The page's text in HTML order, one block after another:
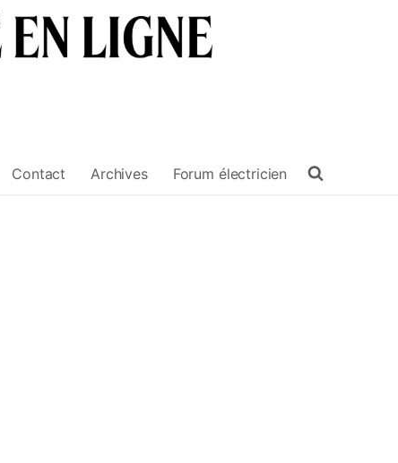
Contact Archives Forum électricien